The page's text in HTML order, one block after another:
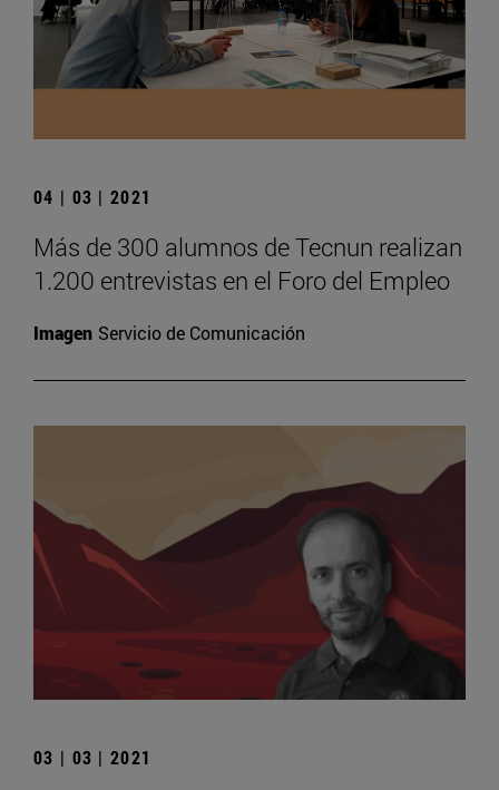
04 | 03 | 2021
Más de 300 alumnos de Tecnun realizan
1.200 entrevistas en el Foro del Empleo
Imagen Servicio de Comunicación
03 | 03 | 2021